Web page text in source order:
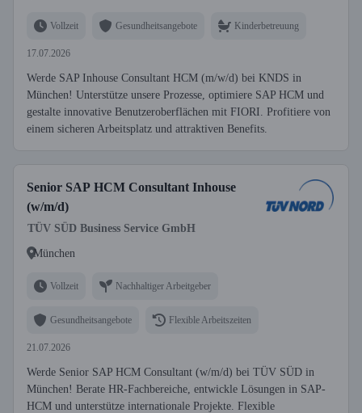
Vollzeit Gesundheitsangebote Kinderbetreuung
17.07.2026
Werde SAP Inhouse Consultant HCM (m/w/d) bei KNDS in
München! Unterstütze unsere Prozesse, optimiere SAP HCM und
gestalte innovative Benutzeroberflächen mit FIORI. Profitiere von
einem sicheren Arbeitsplatz und attraktiven Benefits.
Senior SAP HCM Consultant Inhouse
(w/m/d)
TÜV SÜD Business Service GmbH
München
Vollzeit Nachhaltiger Arbeitgeber
Gesundheitsangebote Flexible Arbeitszeiten
21.07.2026
Werde Senior SAP HCM Consultant (w/m/d) bei TÜV SÜD in
München! Berate HR-Fachbereiche, entwickle Lösungen in SAP-
HCM und unterstütze internationale Projekte. Flexible